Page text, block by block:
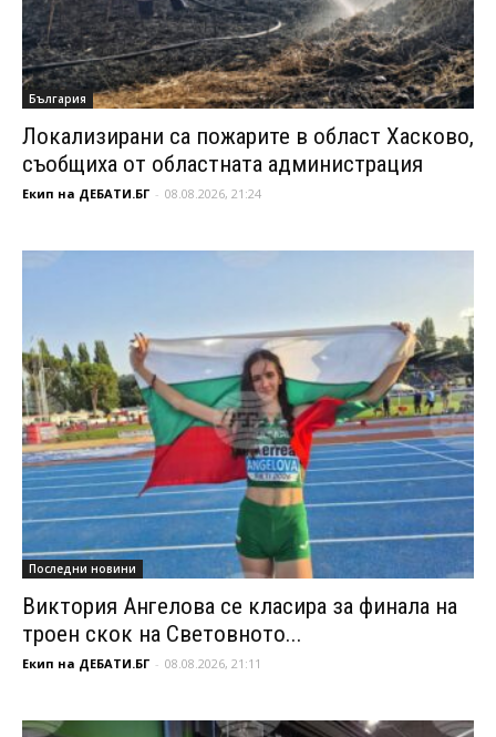
България
Локализирани са пожарите в област Хасково,
съобщиха от областната администрация
Екип на ДЕБАТИ.БГ - 08.08.2026, 21:24
Последни новини
Виктория Ангелова се класира за финала на
троен скок на Световното...
Екип на ДЕБАТИ.БГ - 08.08.2026, 21:11